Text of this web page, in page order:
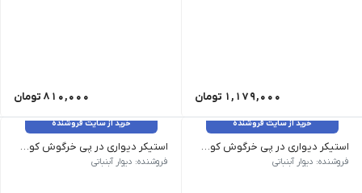
1,179,000 تومان 810,000 تومان
خرید از سایت فروشنده
استیکر دیواری در پی خرگوش کوچولو 2 کد 1507
فروشنده: دیوار آبنباتی
خرید از سایت فروشنده
استیکر دیواری در پی خرگوش کوچولو 1 کد 1506
فروشنده: دیوار آبنباتی